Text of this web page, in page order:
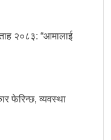
२०८३: “आमालाई
फेरिन्छ, व्यवस्था